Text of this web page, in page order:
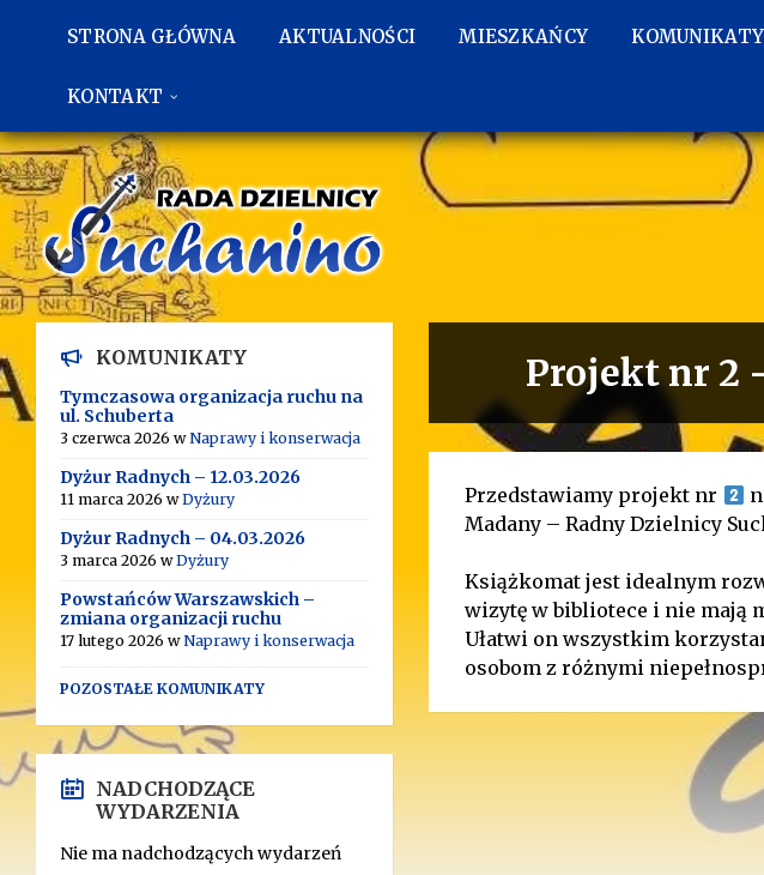
bocznego
STRONA GŁÓWNA AKTUALNOŚCI MIESZKAŃCY KOMUNIKATY
KONTAKT
Projekt nr 2
Przedstawiamy projekt nr
Madany – Radny Dzielnicy
Książkomat jest idealnym
wizytę w bibliotece i nie mają
Ułatwi on wszystkim
osobom z różnymi
KOMUNIKATY
Tymczasowa organizacja ruchu na
ul. Schuberta
3 czerwca 2026 wNaprawy i konserwacja
Dyżur Radnych – 12.03.2026
11 marca 2026 wDyżury
Dyżur Radnych – 04.03.2026
3 marca 2026 wDyżury
Powstańców Warszawskich –
zmiana organizacji ruchu
17 lutego 2026 wNaprawy i konserwacja
POZOSTAŁE KOMUNIKATY
NADCHODZĄCE
WYDARZENIA
Nie ma nadchodzących wydarzeń